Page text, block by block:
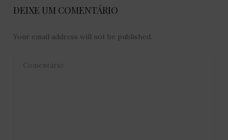
DEIXE UM COMENTÁRIO
Your email address will not be published.